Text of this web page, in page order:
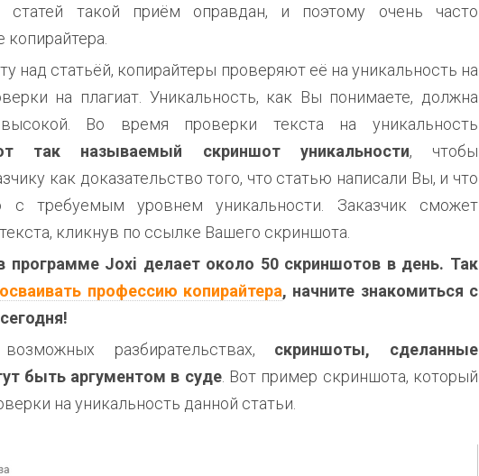
статей такой приём оправдан, и поэтому очень часто
копирайтера.
над статьёй, копирайтеры проверяют её на уникальность на
на плагиат. Уникальность, как Вы понимаете, должна
Во время проверки текста на уникальность
так называемый скриншот уникальности, чтобы
как доказательство того, что статью написали Вы, и что
с требуемым уровнем уникальности. Заказчик сможет
кликнув по ссылке Вашего скриншота.
программе Joxi делает около 50 скриншотов в день. Так
осваивать профессию копирайтера, начните знакомиться с
разбирательствах, скриншоты, сделанные
быть аргументом в суде. Вот пример скриншота, который
на уникальность данной статьи.